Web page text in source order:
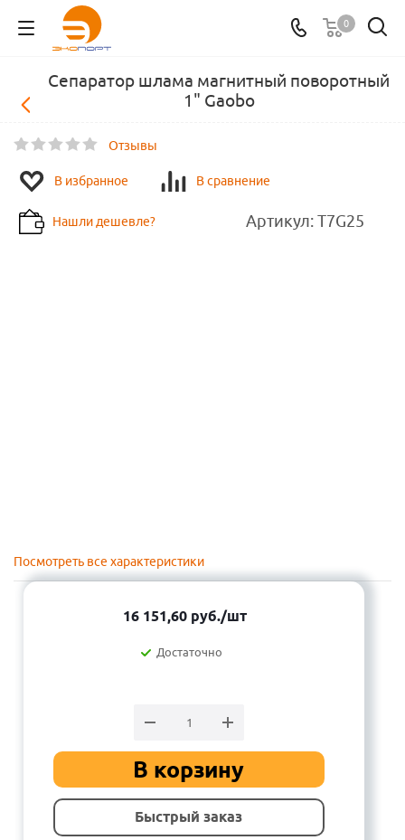
0
Сепаратор шлама магнитный поворотный
1" Gaobo
Отзывы
В избранное В сравнение
Нашли дешевле? Артикул:T7G25
Посмотреть все характеристики
16 151,60 руб./шт
Достаточно
В корзину
Быстрый заказ